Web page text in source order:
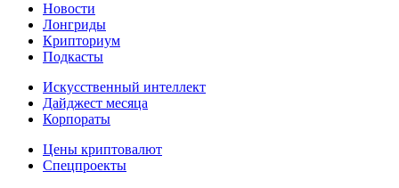
Новости
Лонгриды
Крипториум
Подкасты
Искусственный интеллект
Дайджест месяца
Корпораты
Цены криптовалют
Спецпроекты